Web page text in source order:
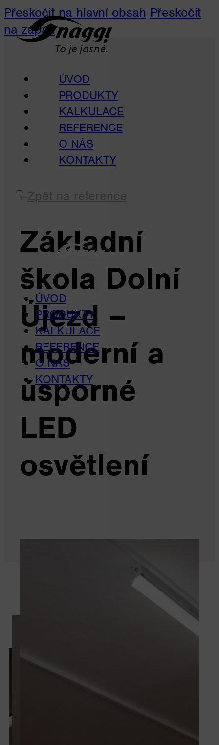
Přeskočit na hlavní obsah Přeskočit
na zápatí
ÚVOD
PRODUKTY
KALKULACE
REFERENCE
O NÁS
KONTAKTY
ÚVOD
PRODUKTY
KALKULACE
REFERENCE
O NÁS
KONTAKTY
Základní
škola Dolní
Újezd –
moderní a
úsporné
LED
osvětlení